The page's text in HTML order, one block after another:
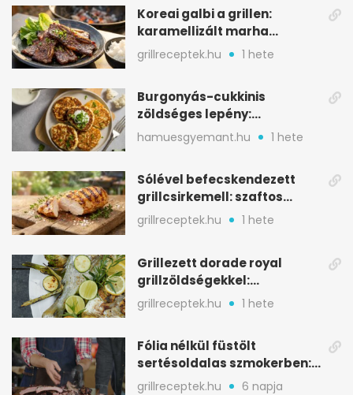
Koreai galbi a grillen:
karamellizált marha
rövidborda gyorsan
grillreceptek.hu 1 hete
Burgonyás-cukkinis
zöldséges lepény:
aranybarna, szaftos, hús
nélkül is
hamuesgyemant.hu 1 hete
Sólével befecskendezett
grillcsirkemell: szaftos
marad, nem szárad ki
grillreceptek.hu 1 hete
Grillezett dorade royal
grillzöldségekkel:
mediterrán ízek a rostélyról
grillreceptek.hu 1 hete
Fólia nélkül füstölt
sertésoldalas szmokerben:
ropogós bark, 6 óra
grillreceptek.hu 6 napja